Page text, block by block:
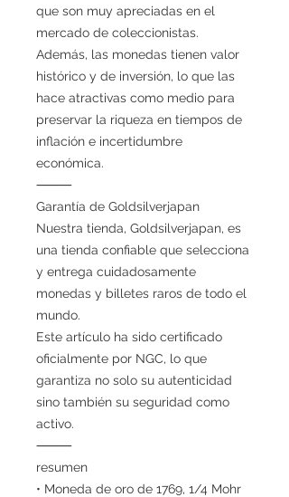
que son muy apreciadas en el
mercado de coleccionistas.
Además, las monedas tienen valor
histórico y de inversión, lo que las
hace atractivas como medio para
preservar la riqueza en tiempos de
inflación e incertidumbre
económica.
⸻
Garantía de Goldsilverjapan
Nuestra tienda, Goldsilverjapan, es
una tienda confiable que selecciona
y entrega cuidadosamente
monedas y billetes raros de todo el
mundo.
Este artículo ha sido certificado
oficialmente por NGC, lo que
garantiza no solo su autenticidad
sino también su seguridad como
activo.
⸻
resumen
• Moneda de oro de 1769, 1/4 Mohr